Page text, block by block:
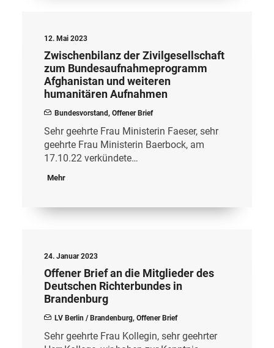
12. Mai 2023
Zwischenbilanz der Zivilgesellschaft
zum Bundesaufnahmeprogramm
Afghanistan und weiteren
humanitären Aufnahmen
Bundesvorstand, Offener Brief
Sehr geehrte Frau Ministerin Faeser, sehr
geehrte Frau Ministerin Baerbock, am
17.10.22 verkündete…
Mehr
24. Januar 2023
Offener Brief an die Mitglieder des
Deutschen Richterbundes in
Brandenburg
LV Berlin / Brandenburg, Offener Brief
Sehr geehrte Frau Kollegin, sehr geehrter